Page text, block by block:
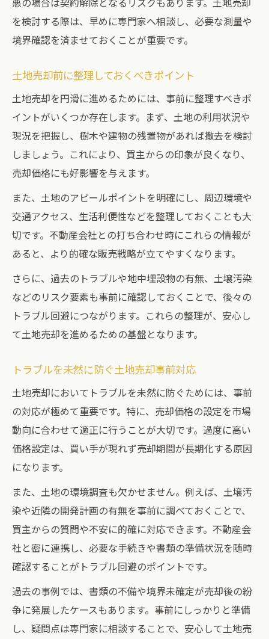
を検討する際は、早めに専門家へ相談し、必要な測量や
境界確認を済ませておくことが重要です。
土地売却前に整理しておくべきポイント
土地売却を円滑に進めるためには、事前に整理すべきポ
イントがいくつか存在します。まず、土地の利用状況や
現況を把握し、樹木や建物の残置物があれば撤去を検討
しましょう。これにより、買主からの印象が良くなり、
売却価格にも好影響を与えます。
また、土地のアピールポイントを明確にし、周辺環境や
交通アクセス、生活利便性などを整理しておくことも大
切です。不動産会社との打ち合わせ時にこれらの情報が
あると、より的確な販売戦略が立てやすくなります。
さらに、過去のトラブルや地中埋設物の有無、土壌汚染
などのリスク要素も事前に確認しておくことで、後々の
トラブル回避につながります。これらの整理が、安心し
て土地売却を進めるための基盤となります。
トラブルを未然に防ぐ土地売却事前対応
土地売却においてトラブルを未然に防ぐためには、事前
の対応が極めて重要です。特に、売却価格の設定を市場
動向に合わせて適正に行うことが大切です。過度に高い
価格設定は、買い手が現れず売却期間が長期化する原因
になります。
また、土地の環境調査も欠かせません。例えば、土壌汚
染や近隣の開発計画の有無を事前に調べておくことで、
買主からの質問や不安に的確に対応できます。不動産会
社と密に連携し、必要な手続きや書類の準備状況を随時
確認することがトラブル回避のポイントです。
過去の事例では、書類の不備や境界未確定が売却後の紛
争に発展したケースもあります。事前にしっかりと準備
し、疑問点は専門家に相談することで、安心して土地売